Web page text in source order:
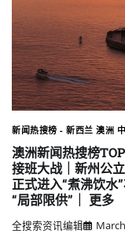
新闻热搜榜 - 新西兰 澳洲
澳洲新闻热搜榜
接班大战｜新州公
正式进入“煮沸饮水
“局部限供”｜ 更多
全搜索资讯编辑